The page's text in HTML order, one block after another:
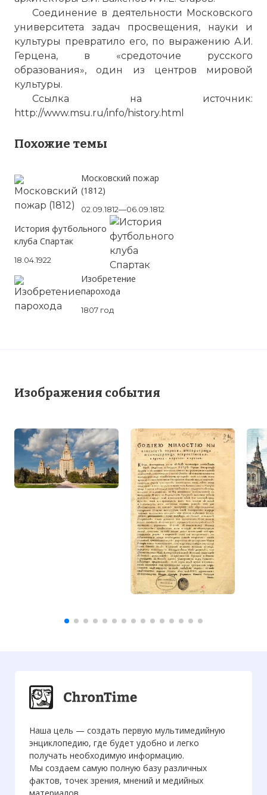
Соединение в деятельности Московского
университета задач просвещения, науки и
культуры превратило его, по выражению А.И.
Герцена, в «средоточие русского
образования», один из центров мировой
культуры.
Ссылка на источник:
http://www.msu.ru/info/history.html
Похожие темы
Московский пожар
(1812)
02.09.1812—06.09.1812
История футбольного
клуба Спартак
18.04.1922
Изобретение
парохода
1807 год
Изображения события
Наша цель — создать первую мультимедийную
энциклопедию, где будет удобно и легко
получать необходимую информацию.
Мы создаем самую полную базу различных
фактов, точек зрения, мнений и медийных